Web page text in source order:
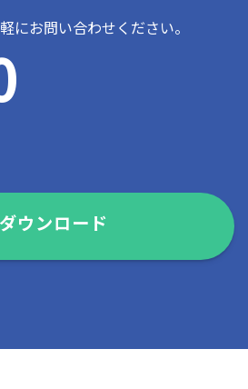
お問い合わせください。
ウンロード